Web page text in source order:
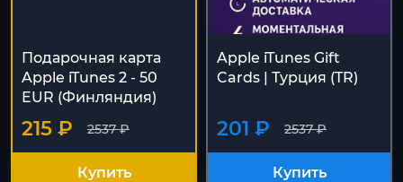
Подарочная карта
Apple iTunes 2 - 50
EUR (Финляндия)
2537 ₽
215 ₽
Купить
Apple iTunes Gift
Cards | Турция (TR)
2537 ₽
201 ₽
Купить